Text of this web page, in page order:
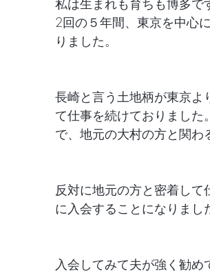
私は生まれも育ちも博多で
2回の５年間、東京を中心
りました。
長崎と言う土地柄が東京よ
て仕事を続けておりまし
で、地元の大村の方と関わ
反対に地元の方と密着し
に入会することになりまし
入会してみて夫が強く勧